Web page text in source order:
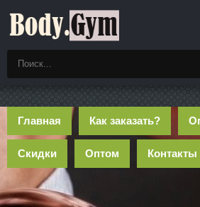
Главная Как заказать?
Скидки Оптом Контакты